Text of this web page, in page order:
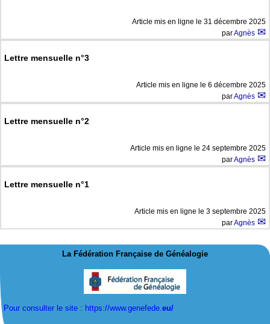
Article mis en ligne le 31 décembre 2025
parAgnès
Lettre mensuelle n°3
Article mis en ligne le 6 décembre 2025
parAgnès
Lettre mensuelle n°2
Article mis en ligne le 24 septembre 2025
parAgnès
Lettre mensuelle n°1
Article mis en ligne le 3 septembre 2025
parAgnès
La Fédération Française de Généalogie
Pour consulter le site : https://www.genefede. eu/